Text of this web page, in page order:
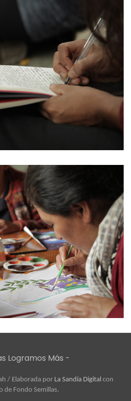
Logramos Más -
/ Elaborada por La Sandía Digital con
de Fondo Semillas.